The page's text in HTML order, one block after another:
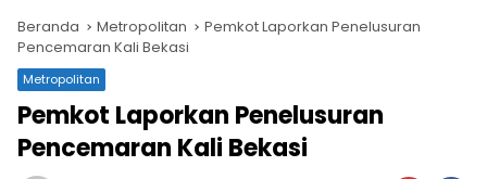
Beranda Metropolitan
Pemkot Laporkan Penelusuran
Pencemaran Kali Bekasi
Metropolitan
Pemkot Laporkan Penelusuran
Pencemaran Kali Bekasi